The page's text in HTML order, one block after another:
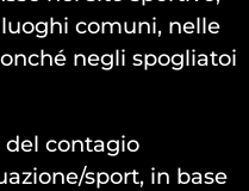
comuni, nelle
negli spogliatoi
del contagio
sport, in base